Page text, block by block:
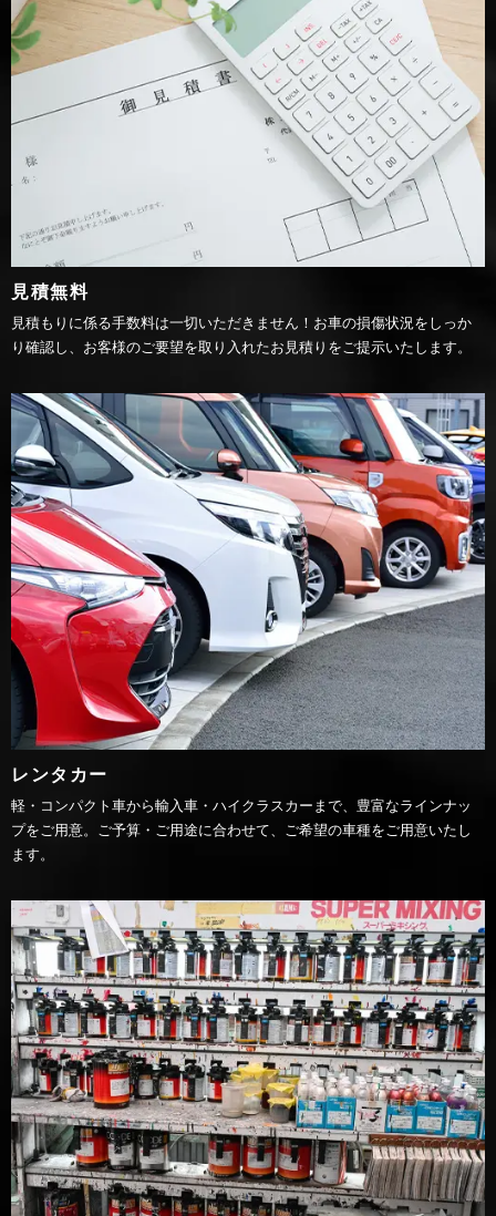
見積無料
見積もりに係る手数料は一切いただきません！お車の損傷状況をしっか
り確認し、お客様のご要望を取り入れたお見積りをご提示いたします。
レンタカー
軽・コンパクト車から輸入車・ハイクラスカーまで、豊富なラインナッ
プをご用意。ご予算・ご用途に合わせて、ご希望の車種をご用意いたし
ます。